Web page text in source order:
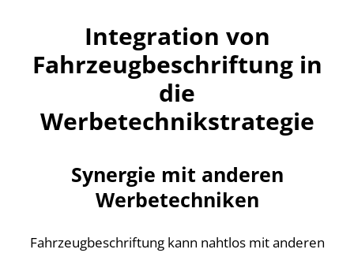
Integration von
Fahrzeugbeschriftung in
die
Werbetechnikstrategie
Synergie mit anderen
Werbetechniken
Fahrzeugbeschriftung kann nahtlos mit anderen